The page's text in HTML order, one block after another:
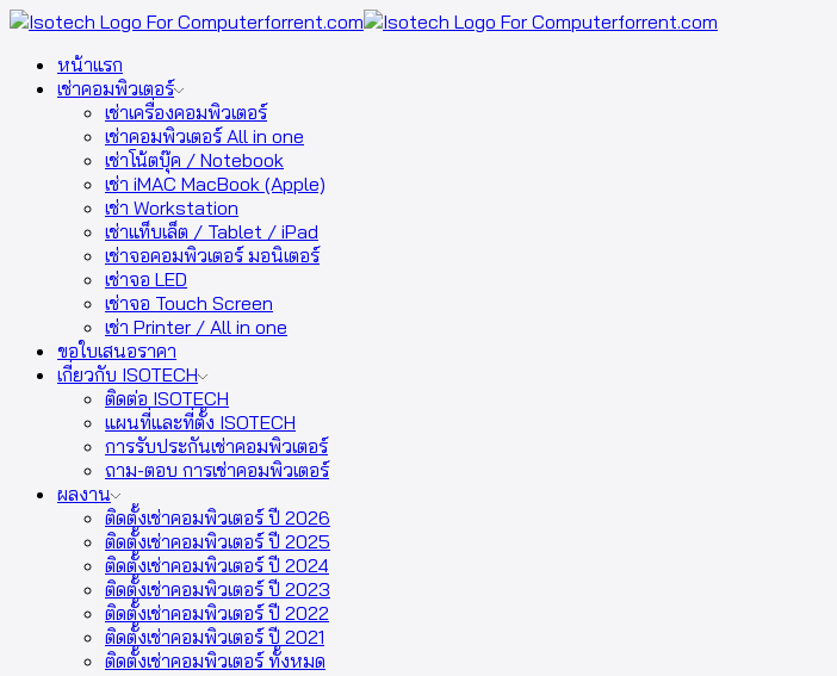
หน้าแรก
เช่าคอมพิวเตอร์
เช่าเครื่องคอมพิวเตอร์
เช่าคอมพิวเตอร์ All in one
เช่าโน้ตบุ๊ค / Notebook
เช่า iMAC MacBook (Apple)
เช่า Workstation
เช่าแท็บเล็ต / Tablet / iPad
เช่าจอคอมพิวเตอร์ มอนิเตอร์
เช่าจอ LED
เช่าจอ Touch Screen
เช่า Printer / All in one
ขอใบเสนอราคา
เกี่ยวกับ ISOTECH
ติดต่อ ISOTECH
แผนที่และที่ตั้ง ISOTECH
การรับประกันเช่าคอมพิวเตอร์
ถาม-ตอบ การเช่าคอมพิวเตอร์
ผลงาน
ติดตั้งเช่าคอมพิวเตอร์ ปี 2026
ติดตั้งเช่าคอมพิวเตอร์ ปี 2025
ติดตั้งเช่าคอมพิวเตอร์ ปี 2024
ติดตั้งเช่าคอมพิวเตอร์ ปี 2023
ติดตั้งเช่าคอมพิวเตอร์ ปี 2022
ติดตั้งเช่าคอมพิวเตอร์ ปี 2021
ติดตั้งเช่าคอมพิวเตอร์ ทั้งหมด